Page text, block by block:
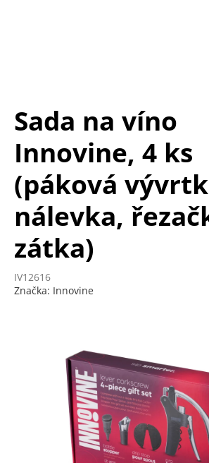
Sada na víno
Innovine, 4 ks
(páková
nálevka,
zátka)
IV12616
Značka: Innovine